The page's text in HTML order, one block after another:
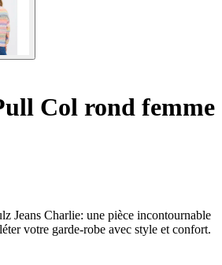
Col rond femme
Jeans Charlie: une pièce incontournable
votre garde-robe avec style et confort.